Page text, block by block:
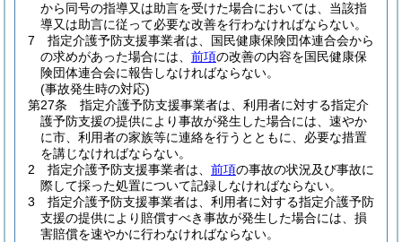
から同号の指導又は助言を受けた場合においては、当該指
導又は助言に従って必要な改善を行わなければならない。
7
指定介護予防支援事業者は、国民健康保険団体連合会から
の求めがあった場合には、 前項の改善の内容を国民健康保
険団体連合会に報告しなければならない。
(事故発生時の対応)
第27条
指定介護予防支援事業者は、利用者に対する指定介
護予防支援の提供により事故が発生した場合には、速やか
に市、利用者の家族等に連絡を行うとともに、必要な措置
を講じなければならない。
2
指定介護予防支援事業者は、 前項の事故の状況及び事故に
際して採った処置について記録しなければならない。
3
指定介護予防支援事業者は、利用者に対する指定介護予防
支援の提供により賠償すべき事故が発生した場合には、損
害賠償を速やかに行わなければならない。